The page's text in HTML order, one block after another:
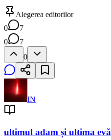
Alegerea editorilor
0
7
0
7
0
IN
ultimul adam și ultima evă